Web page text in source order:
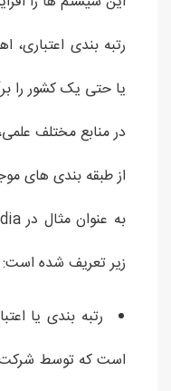
رتبه بندی
یا حتی یک کشور را
در منابع مختلف
از طبقه بندی های
زیر تعریف شده است:
رتبه بندی یا
است که توسط شرکت